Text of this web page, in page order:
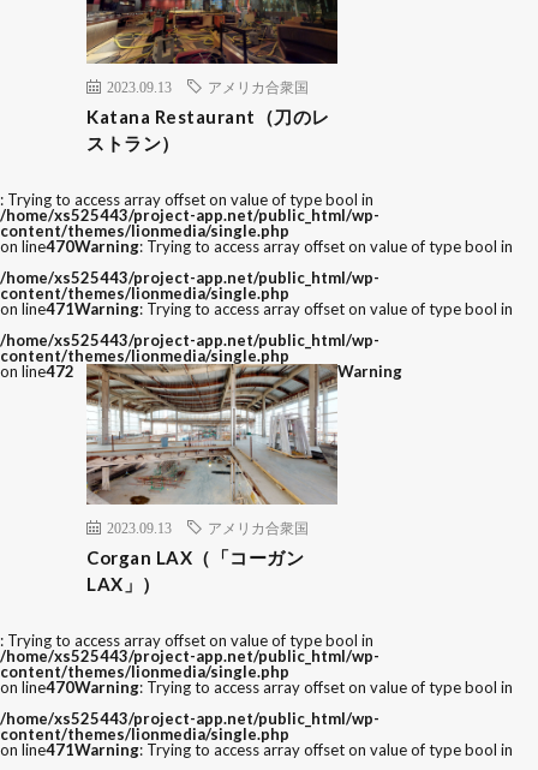
2023.09.13 アメリカ合衆国
Katana Restaurant（刀のレ
ストラン）
: Trying to access array offset on value of type bool in
/home/xs525443/project-app.net/public_html/wp-
content/themes/lionmedia/single.php
on line470Warning: Trying to access array offset on value of type bool in
/home/xs525443/project-app.net/public_html/wp-
content/themes/lionmedia/single.php
on line471Warning: Trying to access array offset on value of type bool in
/home/xs525443/project-app.net/public_html/wp-
content/themes/lionmedia/single.php
on line472
2023.09.13 アメリカ合衆国
Corgan LAX（「コーガン
LAX」）
Warning
: Trying to access array offset on value of type bool in
/home/xs525443/project-app.net/public_html/wp-
content/themes/lionmedia/single.php
on line470Warning: Trying to access array offset on value of type bool in
/home/xs525443/project-app.net/public_html/wp-
content/themes/lionmedia/single.php
on line471Warning: Trying to access array offset on value of type bool in